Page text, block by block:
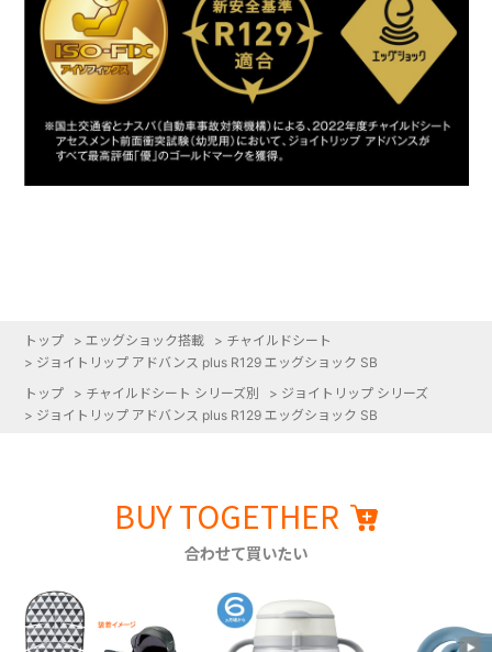
トップ > エッグショック搭載 > チャイルドシート
> ジョイトリップ アドバンス plus R129 エッグショック SB
トップ
> チャイルドシート シリーズ別 > ジョイトリップ シリーズ
> ジョイトリップ アドバンス plus R129 エッグショック SB
BUY TOGETHER
合わせて買いたい